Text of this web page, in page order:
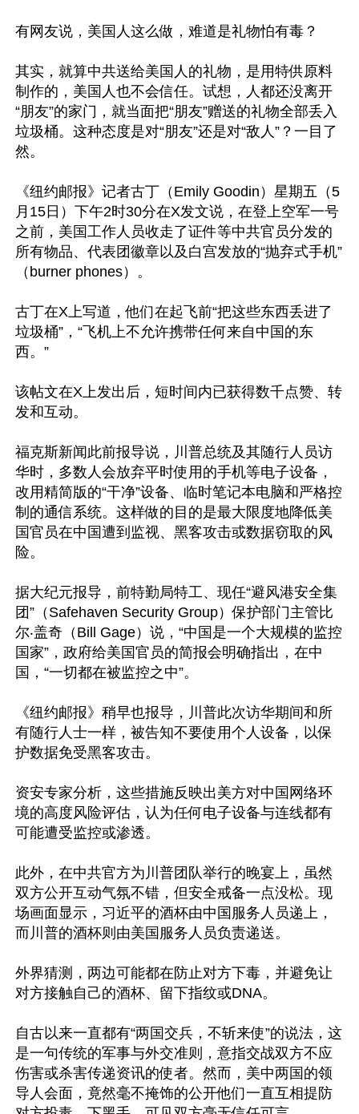
有网友说，美国人这么做，难道是礼物怕有毒？
其实，就算中共送给美国人的礼物，是用特供原料
制作的，美国人也不会信任。试想，人都还没离开
“朋友”的家门，就当面把“朋友”赠送的礼物全部丢入
垃圾桶。这种态度是对“朋友”还是对“敌人”？一目了
然。
《纽约邮报》记者古丁（Emily Goodin）星期五（5
月15日）下午2时30分在X发文说，在登上空军一号
之前，美国工作人员收走了证件等中共官员分发的
所有物品、代表团徽章以及白宫发放的“抛弃式手机”
（burner phones）。
古丁在X上写道，他们在起飞前“把这些东西丢进了
垃圾桶”，“飞机上不允许携带任何来自中国的东
西。”
该帖文在X上发出后，短时间内已获得数千点赞、转
发和互动。
福克斯新闻此前报导说，川普总统及其随行人员访
华时，多数人会放弃平时使用的手机等电子设备，
改用精简版的“干净”设备、临时笔记本电脑和严格控
制的通信系统。这样做的目的是最大限度地降低美
国官员在中国遭到监视、黑客攻击或数据窃取的风
险。
据大纪元报导，前特勤局特工、现任“避风港安全集
团”（Safehaven Security Group）保护部门主管比
尔‧盖奇（Bill Gage）说，“中国是一个大规模的监控
国家”，政府给美国官员的简报会明确指出，在中
国，“一切都在被监控之中”。
《纽约邮报》稍早也报导，川普此次访华期间和所
有随行人士一样，被告知不要使用个人设备，以保
护数据免受黑客攻击。
资安专家分析，这些措施反映出美方对中国网络环
境的高度风险评估，认为任何电子设备与连线都有
可能遭受监控或渗透。
此外，在中共官方为川普团队举行的晚宴上，虽然
双方公开互动气氛不错，但安全戒备一点没松。现
场画面显示，习近平的酒杯由中国服务人员递上，
而川普的酒杯则由美国服务人员负责递送。
外界猜测，两边可能都在防止对方下毒，并避免让
对方接触自己的酒杯、留下指纹或DNA。
自古以来一直都有“两国交兵，不斩来使”的说法，这
是一句传统的军事与外交准则，意指交战双方不应
伤害或杀害传递资讯的使者。然而，美中两国的领
导人会面，竟然毫不掩饰的公开他们一直互相提防